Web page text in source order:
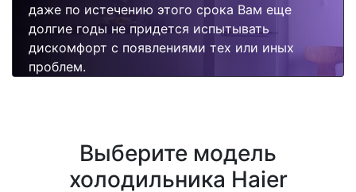
даже по истечению этого срока Вам еще
долгие годы не придется испытывать
дискомфорт с появлениями тех или иных
проблем.
Выберите модель
холодильника Haier